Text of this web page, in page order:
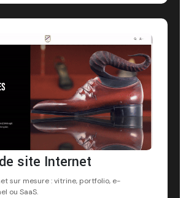
site Internet
sur mesure : vitrine, portfolio, e-
ou SaaS.